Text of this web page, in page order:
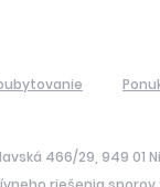
466/29, 949 01